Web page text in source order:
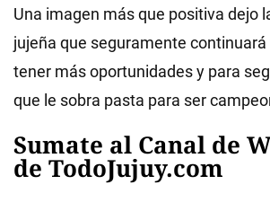
Una imagen más que positiva dejo
jujeña que seguramente
tener más oportunidades y para
que le sobra pasta para ser
Sumate al Canal de
de TodoJujuy.com